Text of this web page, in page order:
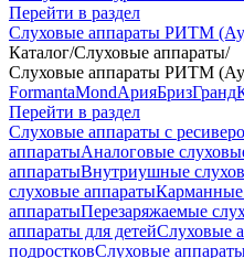
Перейти в раздел
Слуховые аппараты РИТМ
Каталог/Слуховые аппараты/
Слуховые аппараты РИТМ
FormantaMondАрияБризГранд
Перейти в раздел
Слуховые аппараты с
аппаратыАналоговые
аппаратыВнутриушные
слуховые аппаратыКарманные
аппаратыПерезаряжаемые
аппараты для детейСлуховые
подростковСлуховые